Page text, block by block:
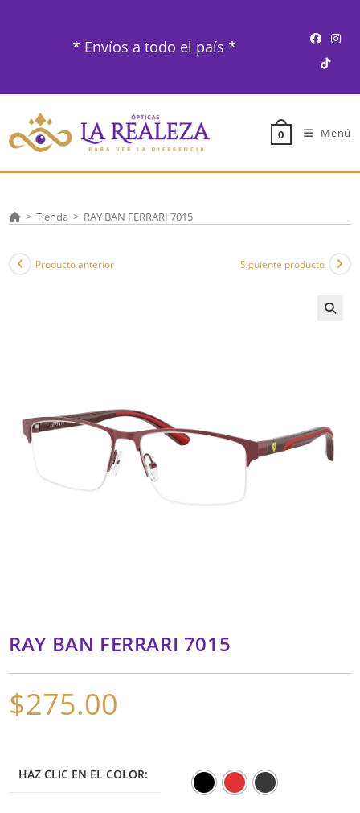
* Envíos a todo el país *
0 Menú
> Tienda > RAY BAN FERRARI 7015
Producto anterior Siguiente producto
RAY BAN FERRARI 7015
$275.00
HAZ CLIC EN EL COLOR: